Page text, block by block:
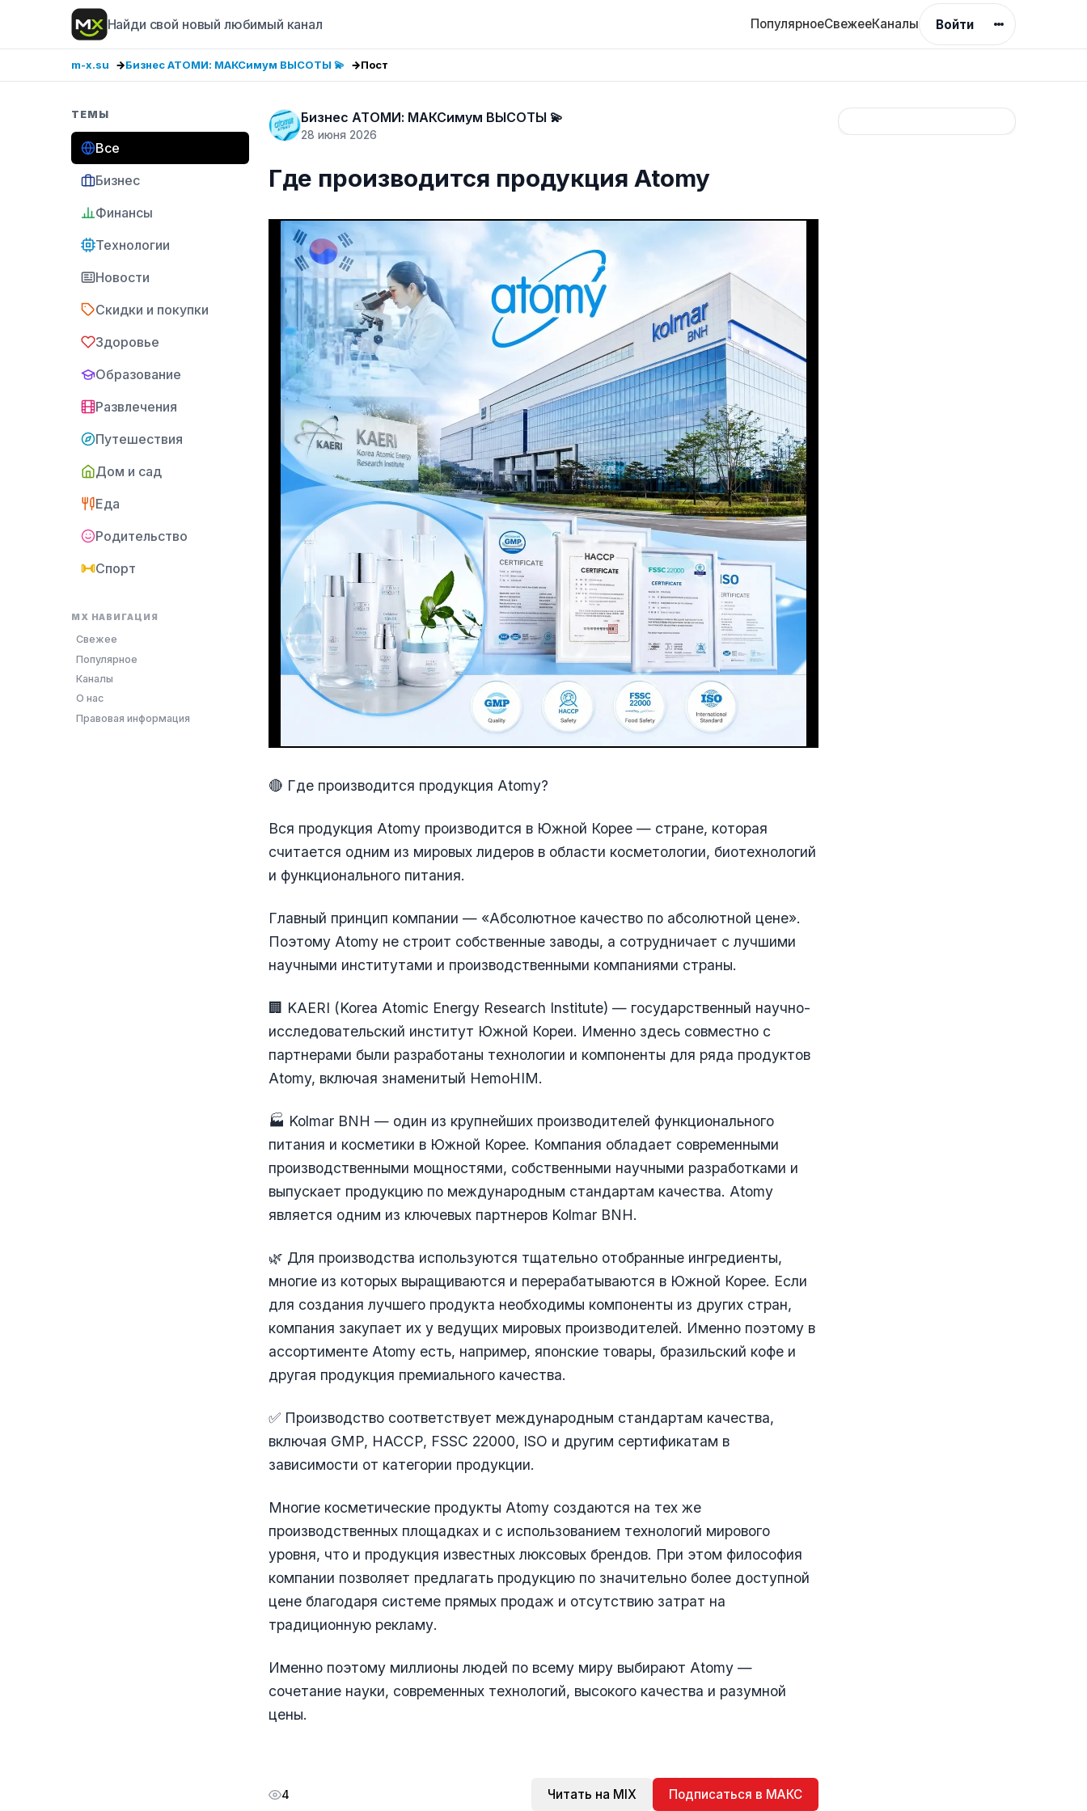
Найди свой новый любимый канал ПопулярноеСвежееКаналы Войти
m-x.su Бизнес АТОМИ: МАКСимум ВЫСОТЫ 💫 Пост
ТЕМЫ
Все
Бизнес
Финансы
Технологии
Новости
Скидки и покупки
Здоровье
Образование
Развлечения
Путешествия
Дом и сад
Еда
Родительство
Спорт
MX НАВИГАЦИЯ
Свежее
Популярное
Каналы
О нас
Правовая информация
Бизнес АТОМИ: МАКСимум ВЫСОТЫ 💫
28 июня 2026
Где производится продукция Atomy
🔴 Где производится продукция Atomy?
Вся продукция Atomy производится в Южной Корее — стране, которая
считается одним из мировых лидеров в области косметологии, биотехнологий
и функционального питания.
Главный принцип компании — «Абсолютное качество по абсолютной цене».
Поэтому Atomy не строит собственные заводы, а сотрудничает с лучшими
научными институтами и производственными компаниями страны.
🏢 KAERI (Korea Atomic Energy Research Institute) — государственный научно-
исследовательский институт Южной Кореи. Именно здесь совместно с
партнерами были разработаны технологии и компоненты для ряда продуктов
Atomy, включая знаменитый HemoHIM.
🏭 Kolmar BNH — один из крупнейших производителей функционального
питания и косметики в Южной Корее. Компания обладает современными
производственными мощностями, собственными научными разработками и
выпускает продукцию по международным стандартам качества. Atomy
является одним из ключевых партнеров Kolmar BNH.
🌿 Для производства используются тщательно отобранные ингредиенты,
многие из которых выращиваются и перерабатываются в Южной Корее. Если
для создания лучшего продукта необходимы компоненты из других стран,
компания закупает их у ведущих мировых производителей. Именно поэтому в
ассортименте Atomy есть, например, японские товары, бразильский кофе и
другая продукция премиального качества.
✅ Производство соответствует международным стандартам качества,
включая GMP, HACCP, FSSC 22000, ISO и другим сертификатам в
зависимости от категории продукции.
Многие косметические продукты Atomy создаются на тех же
производственных площадках и с использованием технологий мирового
уровня, что и продукция известных люксовых брендов. При этом философия
компании позволяет предлагать продукцию по значительно более доступной
цене благодаря системе прямых продаж и отсутствию затрат на
традиционную рекламу.
Именно поэтому миллионы людей по всему миру выбирают Atomy —
сочетание науки, современных технологий, высокого качества и разумной
цены.
4 Читать на MIX Подписаться в МАКС